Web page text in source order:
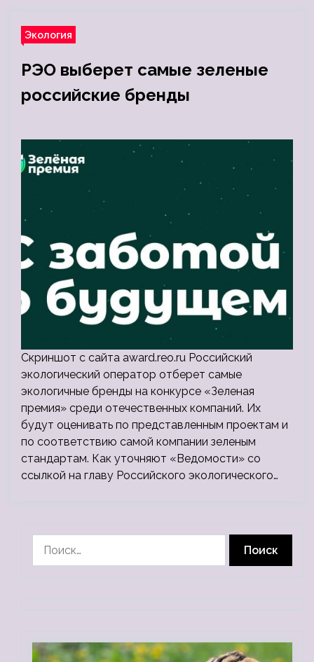
Экология
РЭО выберет самые зеленые
российские бренды
Скриншот с сайта award.reo.ru Российский
экологический оператор отберет самые
экологичные бренды на конкурсе «Зеленая
премия» среди отечественных компаний. Их
будут оценивать по представленным проектам и
по соответствию самой компании зеленым
стандартам. Как уточняют «Ведомости» со
ссылкой на главу Российского экологического…